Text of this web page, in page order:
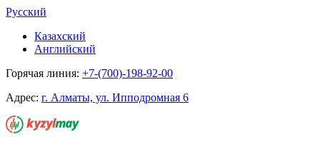
Русский
Казахский
Английский
Горячая линия: +7-(700)-198-92-00
Адрес: г. Алматы, ул. Ипподромная 6